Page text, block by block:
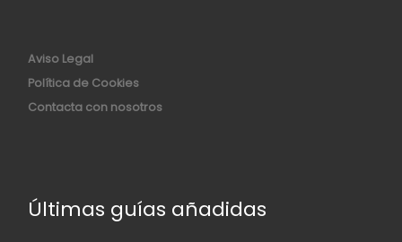
Aviso Legal
Política de Cookies
Contacta con nosotros
Últimas guías añadidas